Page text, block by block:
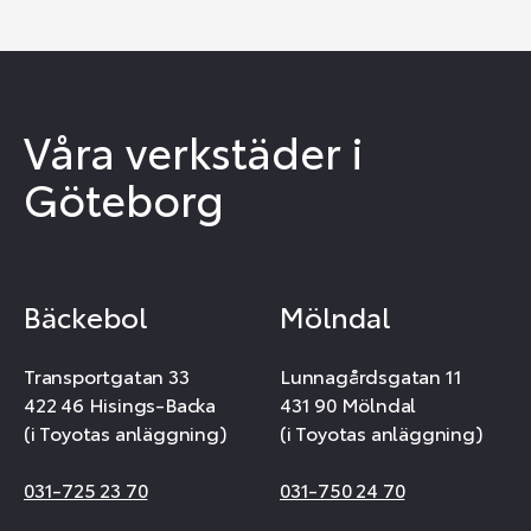
Våra verkstäder i
Göteborg
Bäckebol
Transportgatan 33
422 46 Hisings-Backa
(i Toyotas anläggning)
031-725 23 70
Mölndal
Lunnagårdsgatan 11
431 90 Mölndal
(i Toyotas anläggning)
031-750 24 70